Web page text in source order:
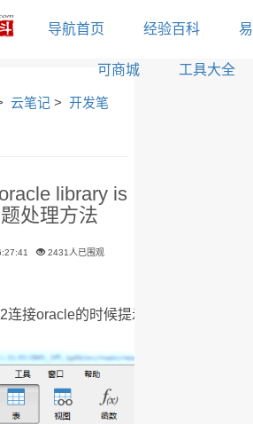
导航首页 经验百科 易
可商城 工具大全
云笔记 >开发笔
library is
处理方法
2431人已围观
接oracle的时候提示oracle library is